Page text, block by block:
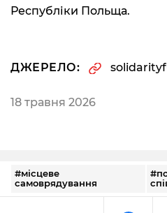
Республіки Польща.
ДЖЕРЕЛО:
18 травня 2026
#місцеве
самоврядування